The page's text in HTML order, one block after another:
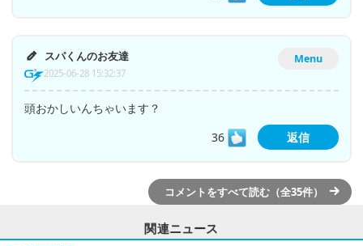
Menu
スパくんのお友達
2025-06-28 15:32:37
頭おかしいんちゃいます？
36
返信
コメントをすべて読む（全35件）
関連ニュース